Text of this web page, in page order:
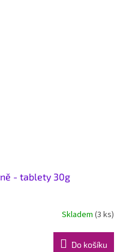
- tablety 30g
Skladem (3 ks)
Do košíku